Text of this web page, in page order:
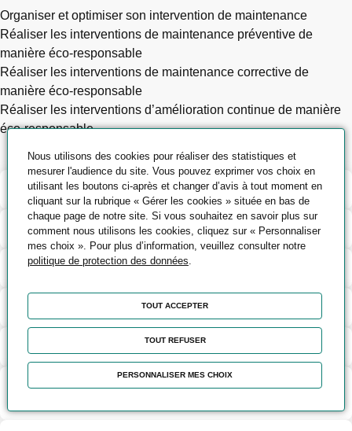
Organiser et optimiser son intervention de maintenance
Réaliser les interventions de maintenance préventive de
manière éco-responsable
Réaliser les interventions de maintenance corrective de
manière éco-responsable
Réaliser les interventions d’amélioration continue de manière
éco-responsable
Contenu de la formation
Méthodes pédagogiques et d’encadrement
Modalités d’évaluation
Validation et certification
Capacité d'accueil
Suite de parcours, passerelles et
Nous utilisons des cookies pour réaliser des statistiques et
mesurer l'audience du site. Vous pouvez exprimer vos choix en
utilisant les boutons ci-après et changer d’avis à tout moment en
cliquant sur la rubrique « Gérer les cookies » située en bas de
chaque page de notre site. Si vous souhaitez en savoir plus sur
comment nous utilisons les cookies, cliquez sur « Personnaliser
mes choix ». Pour plus d’information, veuillez consulter notre
politique de protection des données
TOUT ACCEPTER
TOUT REFUSER
PERSONNALISER MES CHOIX